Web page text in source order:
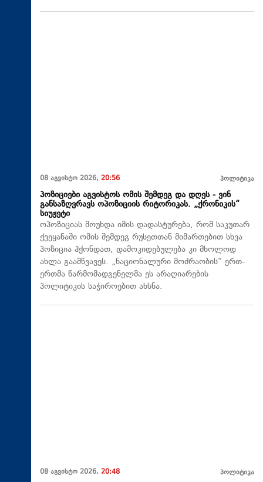
08 აგვისტო 2026, 20:56 პოლიტიკა
პოზიციები აგვისტოს ომის შემდეგ და დღეს - ვინ
განსაზღვრავს ოპოზიციის რიტორიკას. „ქრონიკის“
სიუჟეტი
ოპოზიციას მოუხდა იმის დადასტურება, რომ საკუთარ
ქვეყანაში ომის შემდეგ რუსეთთან მიმართებით სხვა
პოზიცია ჰქონდათ, დამოკიდებულება კი მხოლოდ
ახლა გაამწვავეს. „ნაციონალური მოძრაობის“ ერთ-
ერთმა წარმომადგენელმა ეს არაღიარების
პოლიტიკის საჭიროებით ახსნა.
08 აგვისტო 2026, 20:48 პოლიტიკა